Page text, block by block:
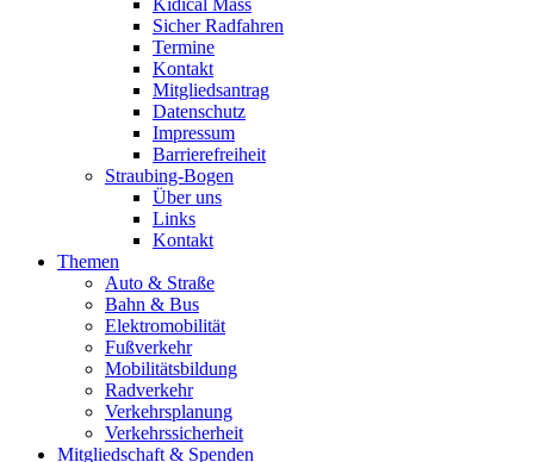
Kidical Mass
Sicher Radfahren
Termine
Kontakt
Mitgliedsantrag
Datenschutz
Impressum
Barrierefreiheit
Straubing-Bogen
Über uns
Links
Kontakt
Themen
Auto & Straße
Bahn & Bus
Elektromobilität
Fußverkehr
Mobilitätsbildung
Radverkehr
Verkehrsplanung
Verkehrssicherheit
Mitgliedschaft & Spenden